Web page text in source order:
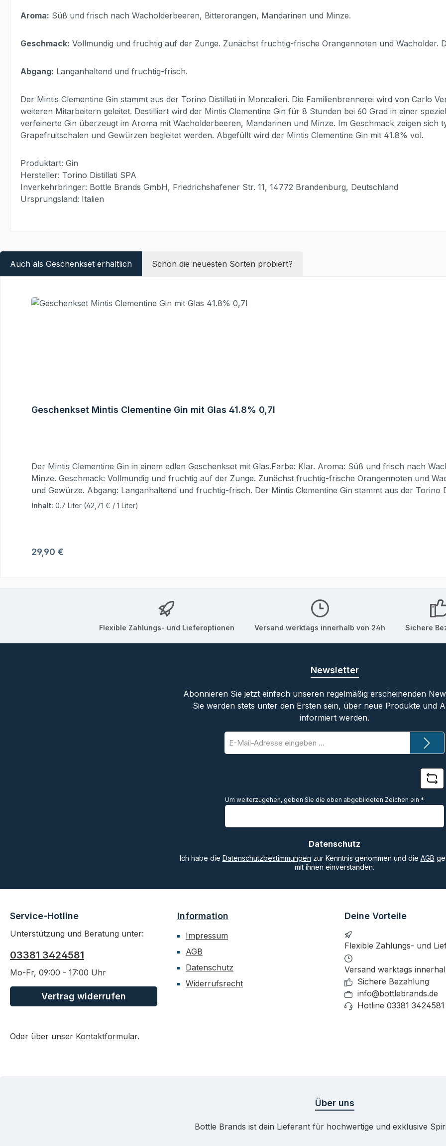
Aroma: Süß und frisch nach Wacholderbeeren, Bitterorangen, Mandarinen und Minze.
Geschmack: Vollmundig und fruchtig auf der Zunge. Zunächst fruchtig-frische Orangennoten und Wacholder.
Abgang: Langanhaltend und fruchtig-frisch.
Der Mintis Clementine Gin stammt aus der Torino Distillati in Moncalieri. Die Familienbrennerei wird von Carlo
weiteren Mitarbeitern geleitet. Destilliert wird der Mintis Clementine Gin für 8 Stunden bei 60 Grad in einer
verfeinerte Gin überzeugt im Aroma mit Wacholderbeeren, Mandarinen und Minze. Im Geschmack zeigen sich
Grapefruitschalen und Gewürzen begleitet werden. Abgefüllt wird der Mintis Clementine Gin mit 41.8% vol.
Produktart: Gin
Hersteller: Torino Distillati SPA
Inverkehrbringer: Bottle Brands GmbH, Friedrichshafener Str. 11, 14772 Brandenburg, Deutschland
Ursprungsland: Italien
Auch als Geschenkset erhältlich Schon die neuesten Sorten probiert?
Geschenkset Mintis Clementine Gin mit Glas 41.8% 0,7l
Der Mintis Clementine Gin in einem edlen Geschenkset mit Glas.Farbe: Klar. Aroma: Süß und frisch nach
Minze. Geschmack: Vollmundig und fruchtig auf der Zunge. Zunächst fruchtig-frische Orangennoten und
und Gewürze. Abgang: Langanhaltend und fruchtig-frisch. Der Mintis Clementine Gin stammt aus der Torino
von Carlo Vergnano, seiner Frau Piera, seiner Tochter Rita und weiteren Mitarbeitern geleitet. Destilliert wird
Brandenburg, DeutschlandUrsprungsland: Italien
Inhalt: 0.7 Liter (42,71 € / 1 Liter)
Regulärer Preis:
29,90 €
Flexible Zahlungs- und Lieferoptionen Versand werktags innerhalb von 24h Sichere
Newsletter
Abonnieren Sie jetzt einfach unseren regelmäßig erscheinenden
Sie werden stets unter den Ersten sein, über neue Produkte und
informiert werden.
E-
Mail-
Adresse
Um weiterzugehen, geben Sie die oben abgebildeten Zeichen ein *
Datenschutz
Ich habe die Datenschutzbestimmungen zur Kenntnis genommen und die AGB
mit ihnen einverstanden.
Service-Hotline
Unterstützung und Beratung unter:
03381 3424581
Mo-Fr, 09:00 - 17:00 Uhr
Vertrag widerrufen
Oder über unser Kontaktformular.
Information
Impressum
AGB
Datenschutz
Widerrufsrecht
Deine Vorteile
Flexible Zahlungs- und
Versand werktags
Sichere Bezahlung
info@bottlebrands.de
Hotline 03381 3424581
Über uns
Bottle Brands ist dein Lieferant für hochwertige und exklusive